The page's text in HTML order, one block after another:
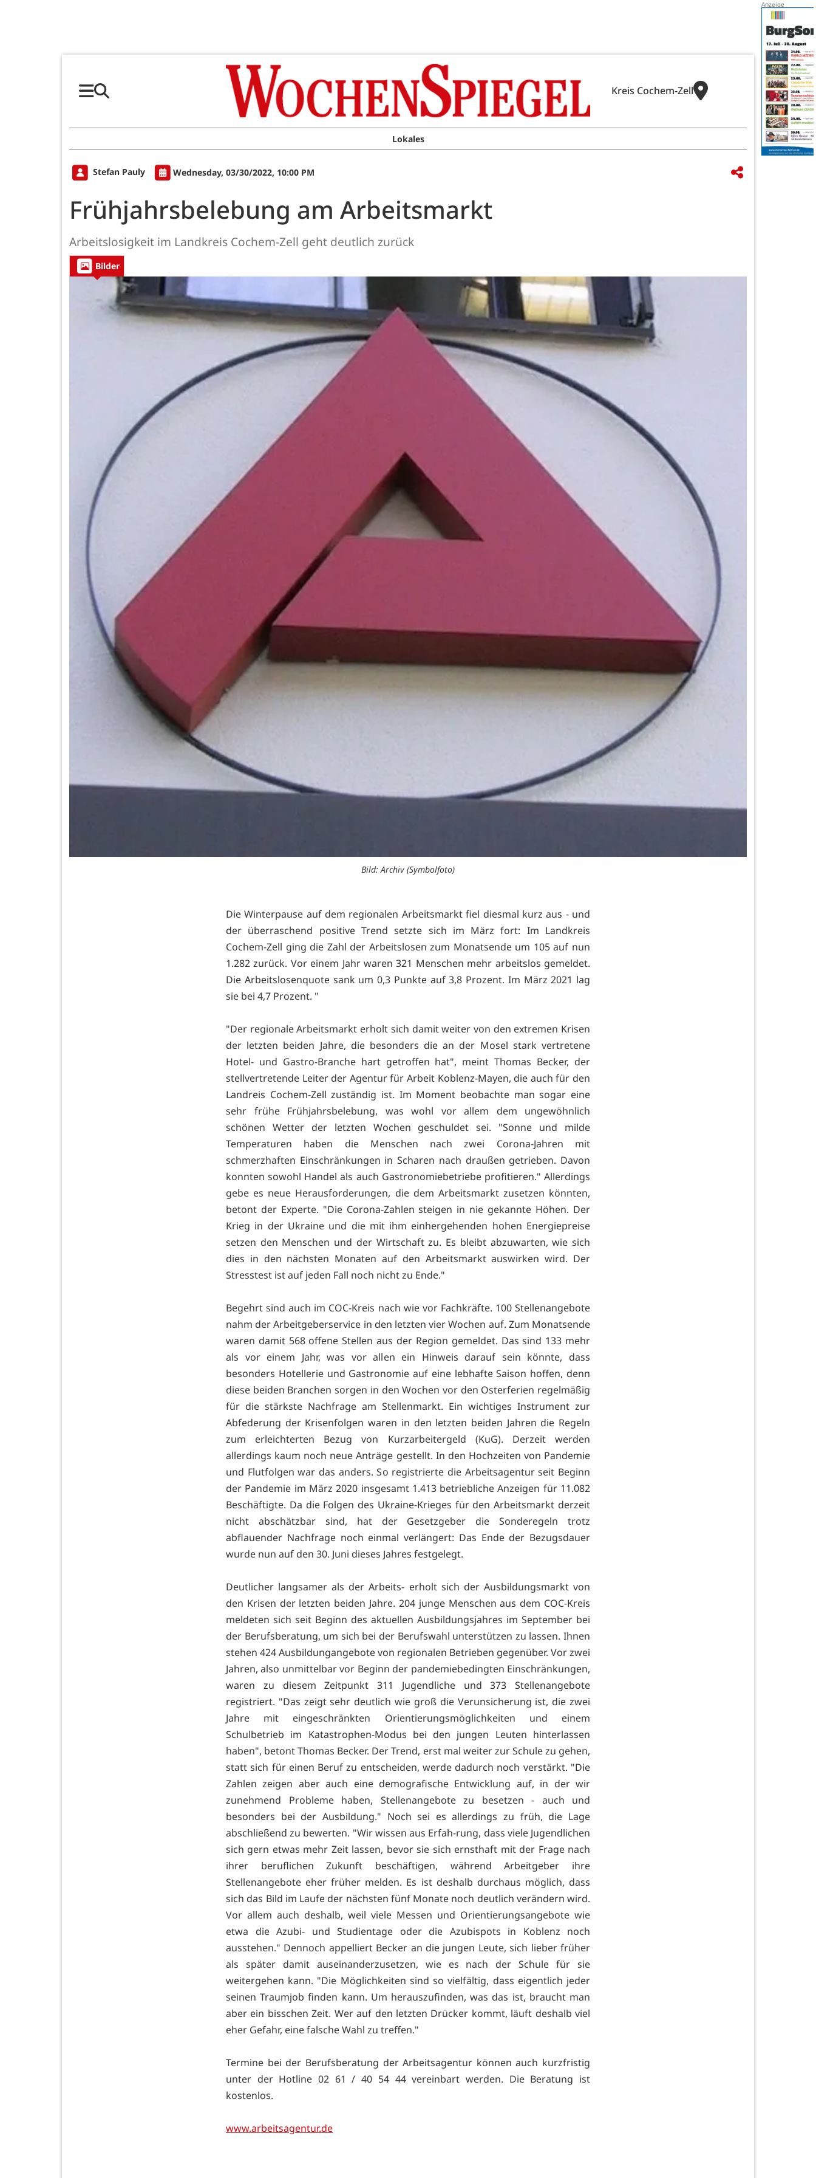
Kreis Cochem-Zell
Lokales
Stefan Pauly Wednesday, 03/30/2022, 10:00 PM
Frühjahrsbelebung am Arbeitsmarkt
Arbeitslosigkeit im Landkreis Cochem-Zell geht deutlich zurück
Bilder
Bild: Archiv (Symbolfoto)
Die Winterpause auf dem regionalen Arbeitsmarkt fiel diesmal kurz aus - und
der überraschend positive Trend setzte sich im März fort: Im Landkreis
Cochem-Zell ging die Zahl der Arbeitslosen zum Monatsende um 105 auf nun
1.282 zurück. Vor einem Jahr waren 321 Menschen mehr arbeitslos gemeldet.
Die Arbeitslosenquote sank um 0,3 Punkte auf 3,8 Prozent. Im März 2021 lag
sie bei 4,7 Prozent. "
"Der regionale Arbeitsmarkt erholt sich damit weiter von den extremen Krisen
der letzten beiden Jahre, die besonders die an der Mosel stark vertretene
Hotel- und Gastro-Branche hart getroffen hat", meint Thomas Becker, der
stellvertretende Leiter der Agentur für Arbeit Koblenz-Mayen, die auch für den
Landreis Cochem-Zell zuständig ist. Im Moment beobachte man sogar eine
sehr frühe Frühjahrsbelebung, was wohl vor allem dem ungewöhnlich
schönen Wetter der letzten Wochen geschuldet sei. "Sonne und milde
Temperaturen haben die Menschen nach zwei Corona-Jahren mit
schmerzhaften Einschränkungen in Scharen nach draußen getrieben. Davon
konnten sowohl Handel als auch Gastronomiebetriebe profitieren." Allerdings
gebe es neue Herausforderungen, die dem Arbeitsmarkt zusetzen könnten,
betont der Experte. "Die Corona-Zahlen steigen in nie gekannte Höhen. Der
Krieg in der Ukraine und die mit ihm einhergehenden hohen Energiepreise
setzen den Menschen und der Wirtschaft zu. Es bleibt abzuwarten, wie sich
dies in den nächsten Monaten auf den Arbeitsmarkt auswirken wird. Der
Stresstest ist auf jeden Fall noch nicht zu Ende."
Begehrt sind auch im COC-Kreis nach wie vor Fachkräfte. 100 Stellenangebote
nahm der Arbeitgeberservice in den letzten vier Wochen auf. Zum Monatsende
waren damit 568 offene Stellen aus der Region gemeldet. Das sind 133 mehr
als vor einem Jahr, was vor allen ein Hinweis darauf sein könnte, dass
besonders Hotellerie und Gastronomie auf eine lebhafte Saison hoffen, denn
diese beiden Branchen sorgen in den Wochen vor den Osterferien regelmäßig
für die stärkste Nachfrage am Stellenmarkt. Ein wichtiges Instrument zur
Abfederung der Krisenfolgen waren in den letzten beiden Jahren die Regeln
zum erleichterten Bezug von Kurzarbeitergeld (KuG). Derzeit werden
allerdings kaum noch neue Anträge gestellt. In den Hochzeiten von Pandemie
und Flutfolgen war das anders. So registrierte die Arbeitsagentur seit Beginn
der Pandemie im März 2020 insgesamt 1.413 betriebliche Anzeigen für 11.082
Beschäftigte. Da die Folgen des Ukraine-Krieges für den Arbeitsmarkt derzeit
nicht abschätzbar sind, hat der Gesetzgeber die Sonderegeln trotz
abflauender Nachfrage noch einmal verlängert: Das Ende der Bezugsdauer
wurde nun auf den 30. Juni dieses Jahres festgelegt.
Deutlicher langsamer als der Arbeits- erholt sich der Ausbildungsmarkt von
den Krisen der letzten beiden Jahre. 204 junge Menschen aus dem COC-Kreis
meldeten sich seit Beginn des aktuellen Ausbildungsjahres im September bei
der Berufsberatung, um sich bei der Berufswahl unterstützen zu lassen. Ihnen
stehen 424 Ausbildungangebote von regionalen Betrieben gegenüber. Vor zwei
Jahren, also unmittelbar vor Beginn der pandemiebedingten Einschränkungen,
waren zu diesem Zeitpunkt 311 Jugendliche und 373 Stellenangebote
registriert. "Das zeigt sehr deutlich wie groß die Verunsicherung ist, die zwei
Jahre mit eingeschränkten Orientierungsmöglichkeiten und einem
Schulbetrieb im Katastrophen-Modus bei den jungen Leuten hinterlassen
haben", betont Thomas Becker. Der Trend, erst mal weiter zur Schule zu gehen,
statt sich für einen Beruf zu entscheiden, werde dadurch noch verstärkt. "Die
Zahlen zeigen aber auch eine demografische Entwicklung auf, in der wir
zunehmend Probleme haben, Stellenangebote zu besetzen - auch und
besonders bei der Ausbildung." Noch sei es allerdings zu früh, die Lage
abschließend zu bewerten. "Wir wissen aus Erfah-rung, dass viele Jugendlichen
sich gern etwas mehr Zeit lassen, bevor sie sich ernsthaft mit der Frage nach
ihrer beruflichen Zukunft beschäftigen, während Arbeitgeber ihre
Stellenangebote eher früher melden. Es ist deshalb durchaus möglich, dass
sich das Bild im Laufe der nächsten fünf Monate noch deutlich verändern wird.
Vor allem auch deshalb, weil viele Messen und Orientierungsangebote wie
etwa die Azubi- und Studientage oder die Azubispots in Koblenz noch
ausstehen." Dennoch appelliert Becker an die jungen Leute, sich lieber früher
als später damit auseinanderzusetzen, wie es nach der Schule für sie
weitergehen kann. "Die Möglichkeiten sind so vielfältig, dass eigentlich jeder
seinen Traumjob finden kann. Um herauszufinden, was das ist, braucht man
aber ein bisschen Zeit. Wer auf den letzten Drücker kommt, läuft deshalb viel
eher Gefahr, eine falsche Wahl zu treffen."
Termine bei der Berufsberatung der Arbeitsagentur können auch kurzfristig
unter der Hotline 02 61 / 40 54 44 vereinbart werden. Die Beratung ist
kostenlos.
www.arbeitsagentur.de